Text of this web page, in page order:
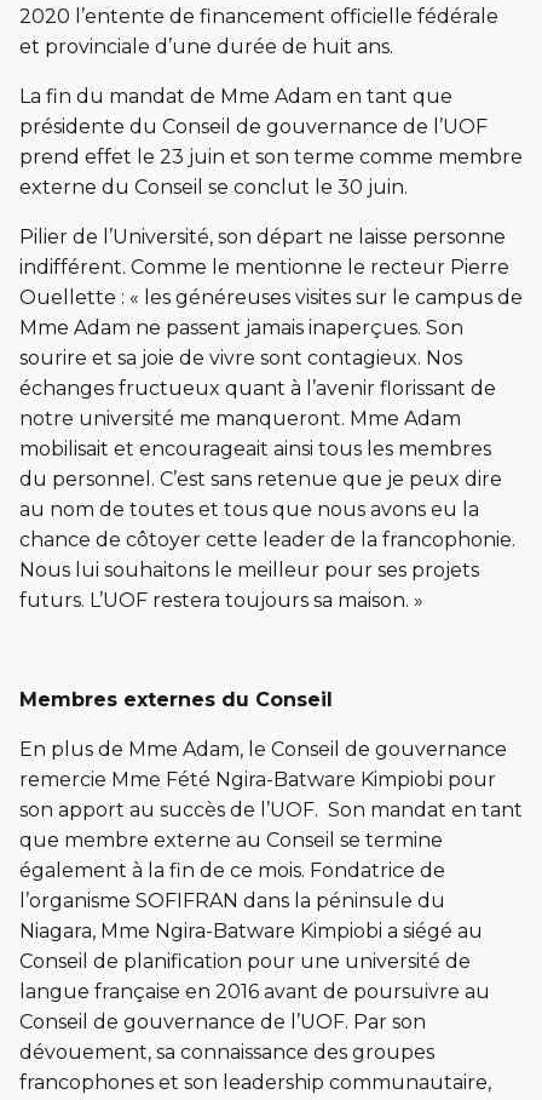
2020 l’entente de financement officielle fédérale
et provinciale d’une durée de huit ans.
La fin du mandat de Mme Adam en tant que
présidente du Conseil de gouvernance de l’UOF
prend effet le 23 juin et son terme comme membre
externe du Conseil se conclut le 30 juin.
Pilier de l’Université, son départ ne laisse personne
indifférent. Comme le mentionne le recteur Pierre
Ouellette : « les généreuses visites sur le campus de
Mme Adam ne passent jamais inaperçues. Son
sourire et sa joie de vivre sont contagieux. Nos
échanges fructueux quant à l’avenir florissant de
notre université me manqueront. Mme Adam
mobilisait et encourageait ainsi tous les membres
du personnel. C’est sans retenue que je peux dire
au nom de toutes et tous que nous avons eu la
chance de côtoyer cette leader de la francophonie.
Nous lui souhaitons le meilleur pour ses projets
futurs. L’UOF restera toujours sa maison. »
Membres externes du Conseil
En plus de Mme Adam, le Conseil de gouvernance
remercie Mme Fété Ngira-Batware Kimpiobi pour
son apport au succès de l’UOF. Son mandat en tant
que membre externe au Conseil se termine
également à la fin de ce mois. Fondatrice de
l’organisme SOFIFRAN dans la péninsule du
Niagara, Mme Ngira-Batware Kimpiobi a siégé au
Conseil de planification pour une université de
langue française en 2016 avant de poursuivre au
Conseil de gouvernance de l’UOF. Par son
dévouement, sa connaissance des groupes
francophones et son leadership communautaire,